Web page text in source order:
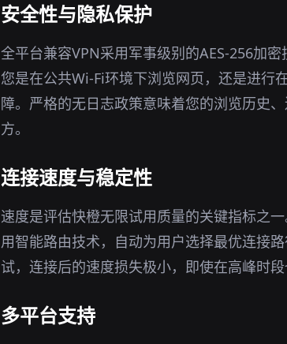
安全性与隐私保护
全平台兼容VPN采用军事级别的AES-256加
您是在公共Wi-Fi环境下浏览网页，还是进行
障。严格的无日志政策意味着您的浏览历史
方。
连接速度与稳定性
速度是评估快橙无限试用质量的关键指标之
用智能路由技术，自动为用户选择最优连接
试，连接后的速度损失极小，即使在高峰时段
多平台支持